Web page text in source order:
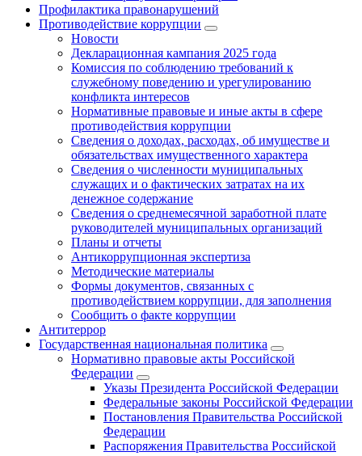
Профилактика правонарушений
Противодействие коррупции
Новости
Декларационная кампания 2025 года
Комиссия по соблюдению требований к
служебному поведению и урегулированию
конфликта интересов
Нормативные правовые и иные акты в сфере
противодействия коррупции
Сведения о доходах, расходах, об имуществе и
обязательствах имущественного характера
Сведения о численности муниципальных
служащих и о фактических затратах на их
денежное содержание
Сведения о среднемесячной заработной плате
руководителей муниципальных организаций
Планы и отчеты
Антикоррупционная экспертиза
Методические материалы
Формы документов, связанных с
противодействием коррупции, для заполнения
Сообщить о факте коррупции
Антитеррор
Государственная национальная политика
Нормативно правовые акты Российской
Федерации
Указы Президента Российской Федерации
Федеральные законы Российской Федерации
Постановления Правительства Российской
Федерации
Распоряжения Правительства Российской